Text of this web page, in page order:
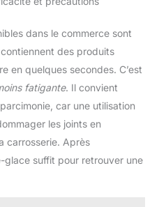
Ainsi, il est rapidement à portée
Allemagne
dans le commerce sont
des produits
en quelques secondes. C’est
fatigante. Il convient
car une utilisation
les joints en
carrosserie. Après
glace suffit pour retrouver une